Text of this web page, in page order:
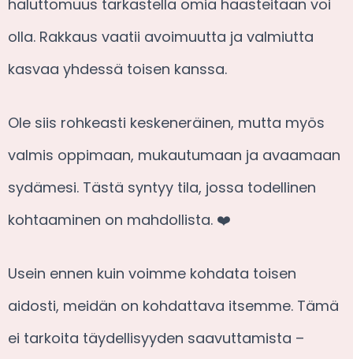
haluttomuus tarkastella omia haasteitaan voi
olla. Rakkaus vaatii avoimuutta ja valmiutta
kasvaa yhdessä toisen kanssa.
Ole siis rohkeasti keskeneräinen, mutta myös
valmis oppimaan, mukautumaan ja avaamaan
sydämesi. Tästä syntyy tila, jossa todellinen
kohtaaminen on mahdollista. ❤️
Usein ennen kuin voimme kohdata toisen
aidosti, meidän on kohdattava itsemme. Tämä
ei tarkoita täydellisyyden saavuttamista –